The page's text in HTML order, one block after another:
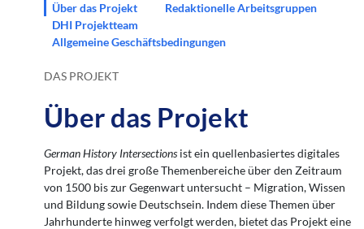
Über das Projekt
Redaktionelle Arbeitsgruppen
DHI Projektteam
Allgemeine Geschäftsbedingungen
DAS PROJEKT
Über das Projekt
German History Intersections ist ein quellenbasiertes digitales
Projekt, das drei große Themenbereiche über den Zeitraum
von 1500 bis zur Gegenwart untersucht – Migration, Wissen
und Bildung sowie Deutschsein. Indem diese Themen über
Jahrhunderte hinweg verfolgt werden, bietet das Projekt eine